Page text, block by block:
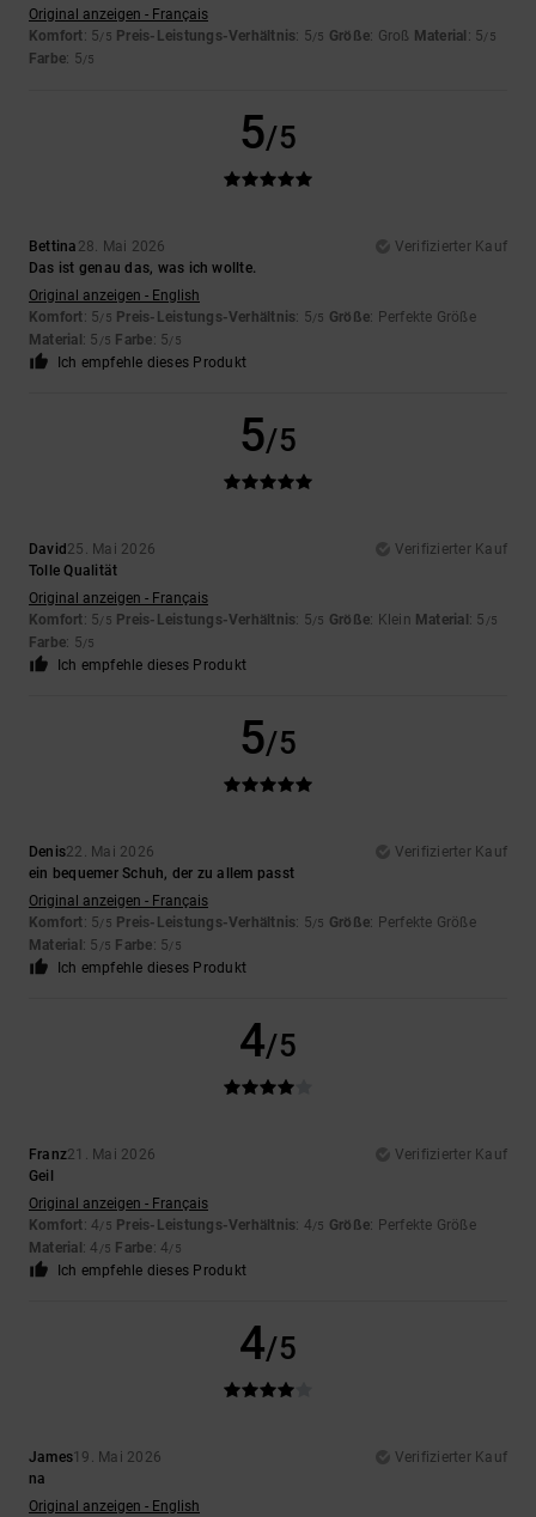
Original anzeigen - Français
Komfort: 5/5 Preis-Leistungs-Verhältnis: 5/5 Größe: Groß Material : 5/5
Farbe: 5/5
5/5
Bettina 28. Mai 2026
Verifizierter Kauf
Das ist genau das, was ich wollte.
Original anzeigen - English
Komfort: 5/5 Preis-Leistungs-Verhältnis: 5/5 Größe: Perfekte Größe
Material : 5 /5 Farbe: 5/5
Ich empfehle dieses Produkt
5/5
David 25. Mai 2026
Verifizierter Kauf
Tolle Qualität
Original anzeigen - Français
Komfort: 5/5 Preis-Leistungs-Verhältnis: 5/5 Größe: Klein Material : 5 /5
Farbe: 5/5
Ich empfehle dieses Produkt
5/5
Denis22. Mai 2026
Verifizierter Kauf
ein bequemer Schuh, der zu allem passt
Original anzeigen - Français
Komfort: 5/5 Preis-Leistungs-Verhältnis: 5/5 Größe: Perfekte Größe
Material : 5 /5 Farbe: 5/5
Ich empfehle dieses Produkt
4/5
Franz21. Mai 2026
Verifizierter Kauf
Geil
Original anzeigen - Français
Komfort: 4/5 Preis-Leistungs-Verhältnis: 4/5 Größe: Perfekte Größe
Material : 4 /5 Farbe: 4/5
Ich empfehle dieses Produkt
4/5
James19. Mai 2026
Verifizierter Kauf
na
Original anzeigen - English